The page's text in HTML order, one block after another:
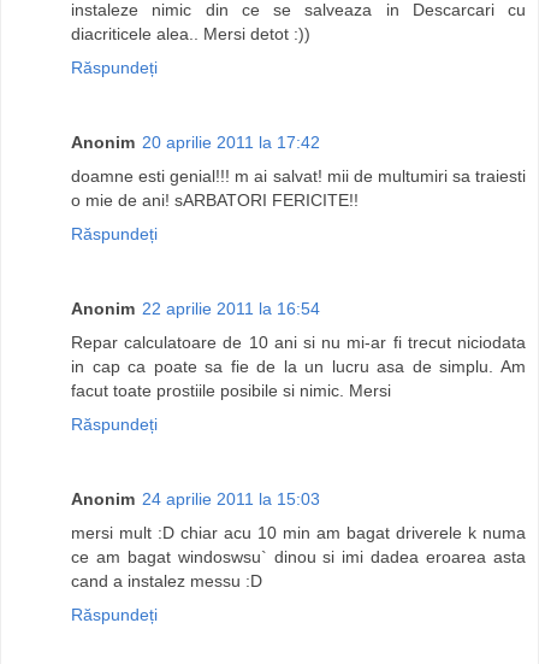
instaleze nimic din ce se salveaza in Descarcari cu
diacriticele alea.. Mersi detot :))
Răspundeți
Anonim 20 aprilie 2011 la 17:42
doamne esti genial!!! m ai salvat! mii de multumiri sa traiesti
o mie de ani! sARBATORI FERICITE!!
Răspundeți
Anonim 22 aprilie 2011 la 16:54
Repar calculatoare de 10 ani si nu mi-ar fi trecut niciodata
in cap ca poate sa fie de la un lucru asa de simplu. Am
facut toate prostiile posibile si nimic. Mersi
Răspundeți
Anonim 24 aprilie 2011 la 15:03
mersi mult :D chiar acu 10 min am bagat driverele k numa
ce am bagat windoswsu` dinou si imi dadea eroarea asta
cand a instalez messu :D
Răspundeți